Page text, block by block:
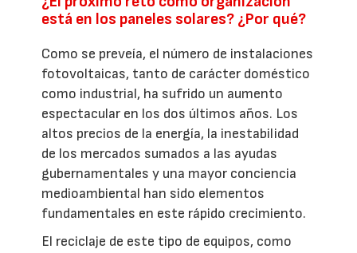
está en los paneles solares? ¿Por qué?
Como se preveía, el número de instalaciones
fotovoltaicas, tanto de carácter doméstico
como industrial, ha sufrido un aumento
espectacular en los dos últimos años. Los
altos precios de la energía, la inestabilidad
de los mercados sumados a las ayudas
gubernamentales y una mayor conciencia
medioambiental han sido elementos
fundamentales en este rápido crecimiento.
El reciclaje de este tipo de equipos, como